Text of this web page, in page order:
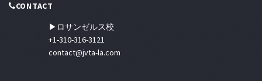
CONTACT
▶ロサンゼルス校
+1-310-316-3121
contact@jvta-la.com